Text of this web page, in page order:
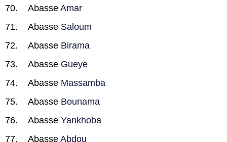
Abasse Amar
Abasse Saloum
Abasse Birama
Abasse Gueye
Abasse Massamba
Abasse Bounama
Abasse Yankhoba
Abasse Abdou